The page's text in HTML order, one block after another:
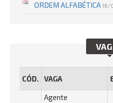
ORDEM ALFABÉTICA 18/
CÓD. VAGA
Agente